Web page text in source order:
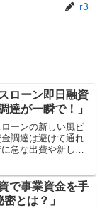
r3
ローン即日融資
達が一瞬で！」
ーンの新しい風ビ
調達は避けて通れ
急な出費や新しい
が登場しました。こ
スは、...
で事業資金を手
とは？」